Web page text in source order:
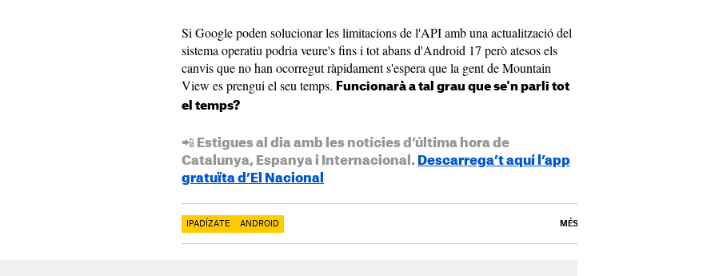
Si Google poden solucionar les limitacions de l'API amb una actualització del
sistema operatiu podria veure's fins i tot abans d'Android 17 però atesos els
canvis que no han ocorregut ràpidament s'espera que la gent de Mountain
View es prengui el seu temps. Funcionarà a tal grau que se'n parli tot
el temps?
📲 Estigues al dia amb les notícies d’última hora de
Catalunya, Espanya i Internacional. Descarrega’t aquí l’app
gratuïta d’El Nacional
IPADÍZATE ANDROID MÉS